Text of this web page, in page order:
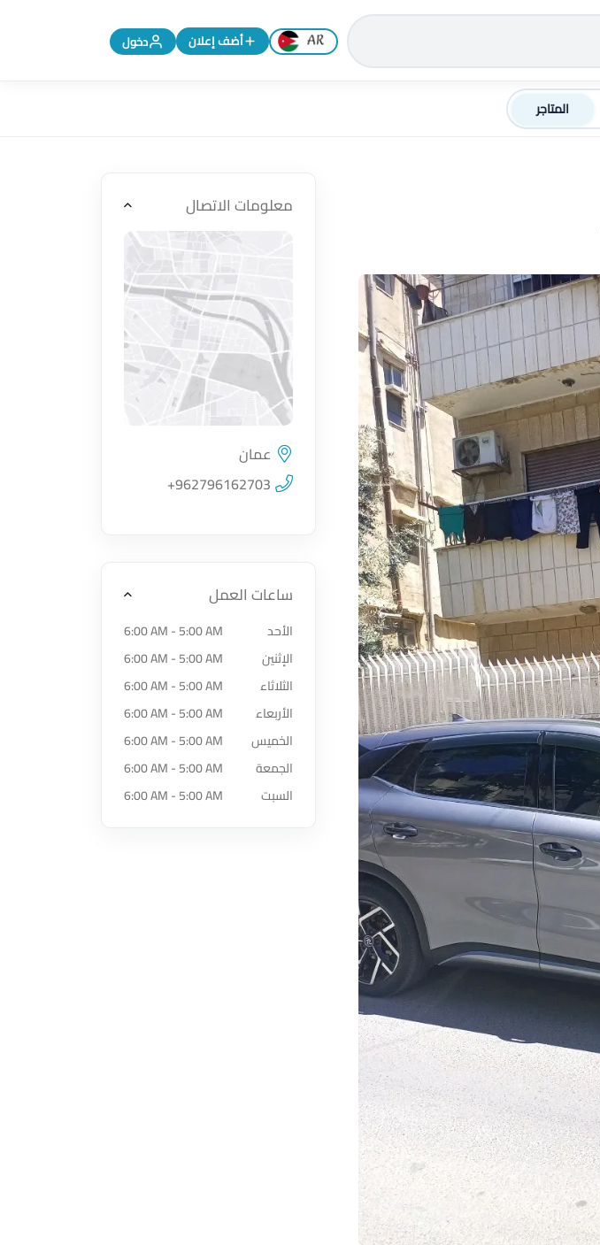
تغيير اللغة إلى الإنجليزية
أضف إعلان دخول
المتاجر
معلومات الاتصال
اضغط لتحميل الموقع
عمان
+962796162703
ساعات العمل
الأحد
6:00 AM - 5:00 AM
الإثنين
6:00 AM - 5:00 AM
الثلاثاء
6:00 AM - 5:00 AM
الأربعاء
6:00 AM - 5:00 AM
الخميس
6:00 AM - 5:00 AM
الجمعة
6:00 AM - 5:00 AM
السبت
6:00 AM - 5:00 AM